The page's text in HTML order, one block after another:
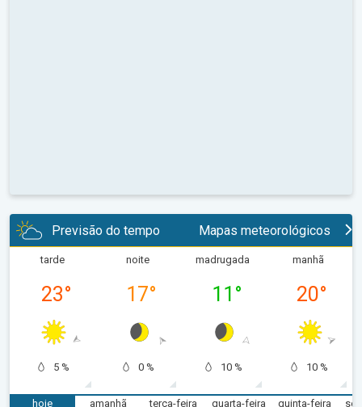
Previsão do tempo Mapas meteorológicos
tarde
23°
5 %
noite
17°
0 %
madrugada
11 °
10 %
manhã
20°
10 %
hoje
amanhã
terça-feira
quarta-feira
quinta-feira